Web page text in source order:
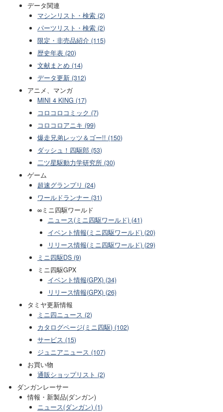
データ関連
マシンリスト・検索 (2)
パーツリスト・検索 (2)
限定・非売品紹介 (115)
歴史年表 (20)
文献まとめ (14)
データ更新 (312)
アニメ、マンガ
MINI 4 KING (17)
コロコロコミック (7)
コロコロアニキ (99)
爆走兄弟レッツ＆ゴー!! (150)
ダッシュ！四駆郎 (53)
二ツ星駆動力学研究所 (30)
ゲーム
超速グランプリ (24)
ワールドランナー (31)
∞ミニ四駆ワールド
ニュース(ミニ四駆ワールド) (41)
イベント情報(ミニ四駆ワールド) (20)
リリース情報(ミニ四駆ワールド) (29)
ミニ四駆DS (9)
ミニ四駆GPX
イベント情報(GPX) (34)
リリース情報(GPX) (26)
タミヤ更新情報
ミニ四ニュース (2)
カタログページ(ミニ四駆) (102)
サービス (15)
ジュニアニュース (107)
お買い物
通販ショップリスト (2)
ダンガンレーサー
情報・新製品(ダンガン)
ニュース(ダンガン) (1)